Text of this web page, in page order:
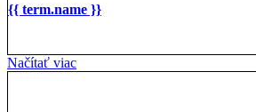
{{ term.name }}
Načítať viac